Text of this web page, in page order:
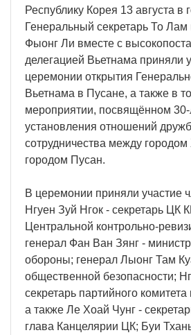
Республику Корея 13 августа в
Генеральный секретарь То Лам
Фыонг Ли вместе с
делегацией Вьетнама приняли
церемонии открытия
Вьетнама в Пусане, а также в
мероприятии, посвящённом
установления отношений
сотрудничества между
городом Пусан.
В церемонии приняли участие
Нгуен Зуй Нгок - секретарь ЦК
Центральной контрольно-
генерал Фан Ван Зянг -
обороны; генерал Лыонг Там
общественной безопасности;
секретарь партийного
а также Ле Хоай Чунг -
глава Канцелярии ЦК; Буи